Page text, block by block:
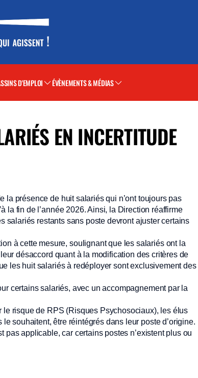
D'EMPLOI ÉVÈNEMENTS & MÉDIAS
EN INCERTITUDE
présence de huit salariés qui n’ont toujours pas
la fin de l’année 2026. Ainsi, la Direction réaffirme
salariés restants sans poste devront ajuster certains
à cette mesure, soulignant que les salariés ont la
désaccord quant à la modification des critères de
les huit salariés à redéployer sont exclusivement des
certains salariés, avec un accompagnement par la
risque de RPS (Risques Psychosociaux), les élus
souhaitent, être réintégrés dans leur poste d’origine.
pas applicable, car certains postes n’existent plus ou